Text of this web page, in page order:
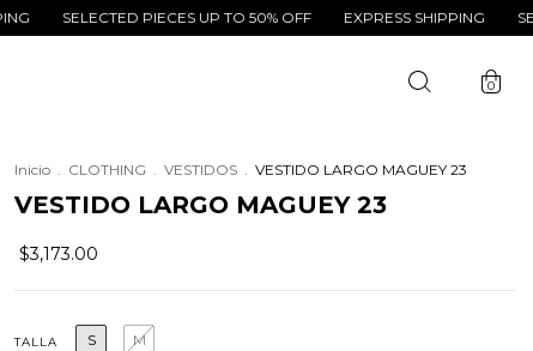
SELECTED PIECES UP TO 50% OFF EXPRESS SHIPPING
0
Inicio CLOTHING VESTIDOS VESTIDO LARGO MAGUEY 23
VESTIDO LARGO MAGUEY 23
$3,173.00
TALLA S M